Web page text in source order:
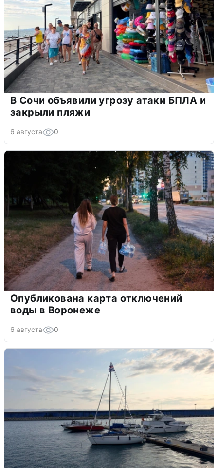
В Сочи объявили угрозу атаки БПЛА и
закрыли пляжи
6 августа 0
Опубликована карта отключений
воды в Воронеже
6 августа 0